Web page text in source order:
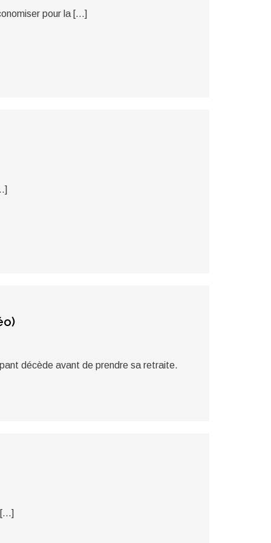
pour la […]
décède avant de prendre sa retraite.
[…]